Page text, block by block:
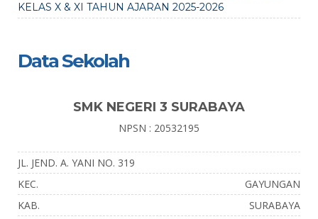
KELAS X & XI TAHUN AJARAN 2025-2026
Data Sekolah
SMK NEGERI 3 SURABAYA
NPSN : 20532195
JL. JEND. A. YANI NO. 319
KEC.
GAYUNGAN
KAB.
SURABAYA